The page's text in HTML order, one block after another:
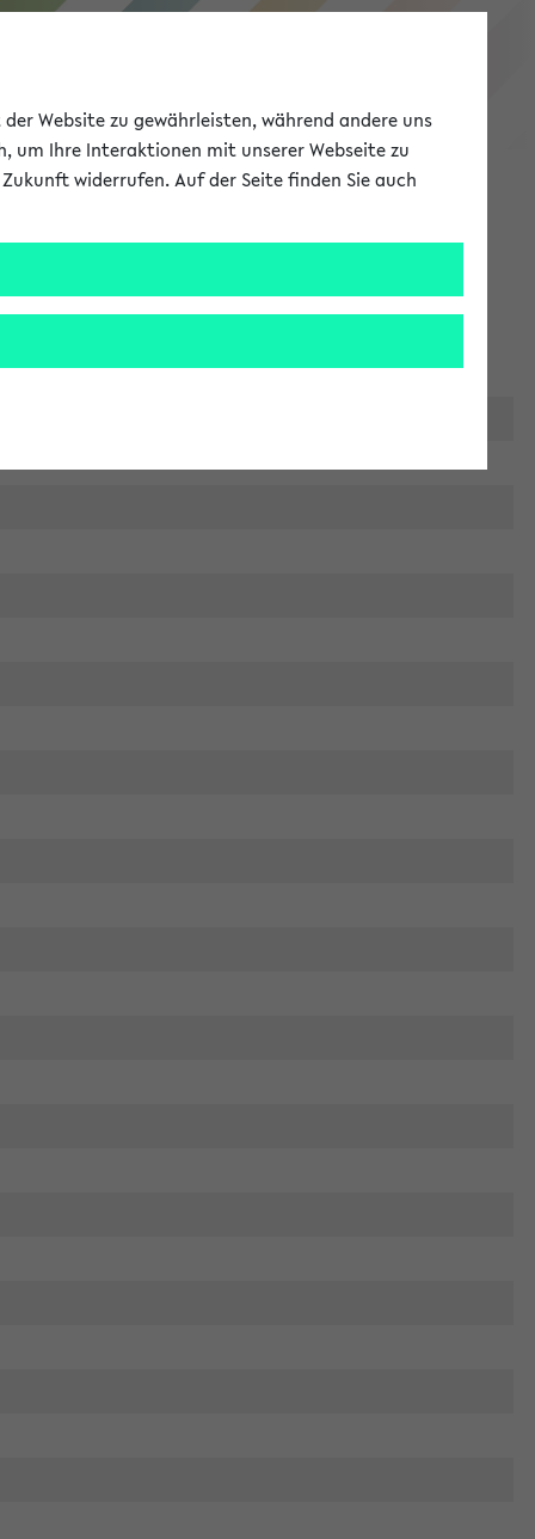
eKVV
Website zu gewährleisten, während andere uns
um Ihre Interaktionen mit unserer Webseite zu
widerrufen. Auf der Seite finden Sie auch